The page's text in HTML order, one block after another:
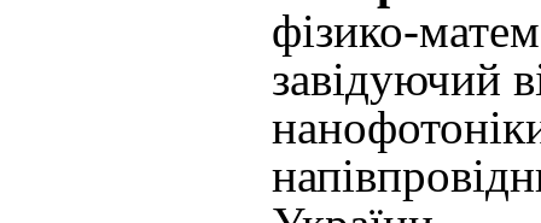
фізико-
завідуючий